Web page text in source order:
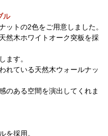
ル
ットの2色をご用意しました。
然木ホワイトオーク突板を採
ます。
れている天然木ウォールナッ
のある空間を演出してくれま
を採用。